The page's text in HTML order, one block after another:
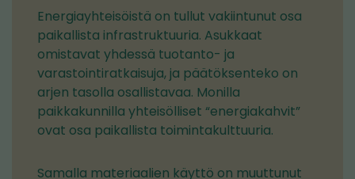
Energiayhteisöistä on tullut vakiintunut osa
paikallista infrastruktuuria. Asukkaat
omistavat yhdessä tuotanto- ja
varastointiratkaisuja, ja päätöksenteko on
arjen tasolla osallistavaa. Monilla
paikkakunnilla yhteisölliset “energiakahvit”
ovat osa paikallista toimintakulttuuria.
Samalla materiaalien käyttö on muuttunut